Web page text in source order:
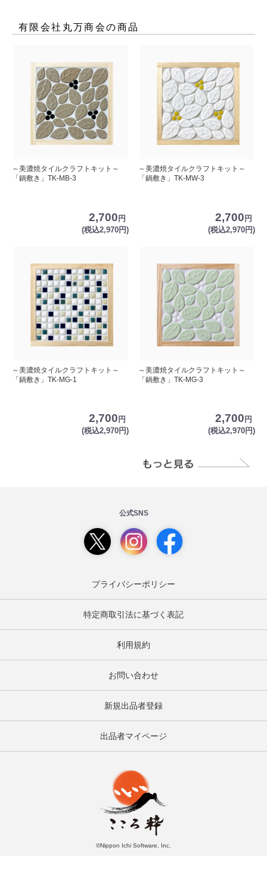
有限会社丸万商会の商品
～美濃焼タイルクラフトキット～
「鍋敷き」TK-MB-3
2,700円
(税込2,970円)
～美濃焼タイルクラフトキット～
「鍋敷き」TK-MW-3
2,700円
(税込2,970円)
～美濃焼タイルクラフトキット～
「鍋敷き」TK-MG-1
2,700 円
(税込2,970円)
～美濃焼タイルクラフトキット～
「鍋敷き」TK-MG-3
2,700 円
(税込2,970円)
公式SNS
プライバシーポリシー
特定商取引法に基づく表記
利用規約
お問い合わせ
新規出品者登録
出品者マイページ
©Nippon Ichi Software, Inc.